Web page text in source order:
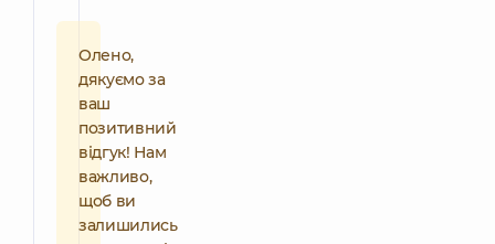
Олено,
дякуємо за
ваш
позитивний
відгук! Нам
важливо,
щоб ви
залишились